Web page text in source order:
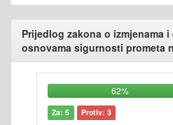
Prijedlog zakona o izmjenama
osnovama sigurnosti prometa
62%
Za: 5 Protiv: 3